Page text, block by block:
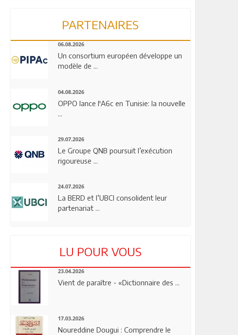
PARTENAIRES
06.08.2026
Un consortium européen développe un
modèle de ...
04.08.2026
OPPO lance l'A6c en Tunisie: la nouvelle
...
29.07.2026
Le Groupe QNB poursuit l’exécution
rigoureuse ...
24.07.2026
La BERD et l’UBCI consolident leur
partenariat ...
LU POUR VOUS
23.04.2026
Vient de paraître - «Dictionnaire des ...
17.03.2026
Noureddine Dougui : Comprendre le